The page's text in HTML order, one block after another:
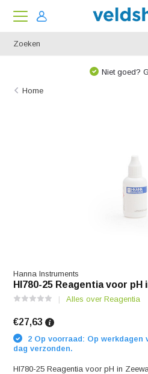
Niet goed?
Home
Hanna Instruments
HI780-25 Reagentia voor
Alles over Reagentia
€27,63
2 Op voorraad: Op werkdagen
dag verzonden.
HI780-25 Reagentia voor pH in